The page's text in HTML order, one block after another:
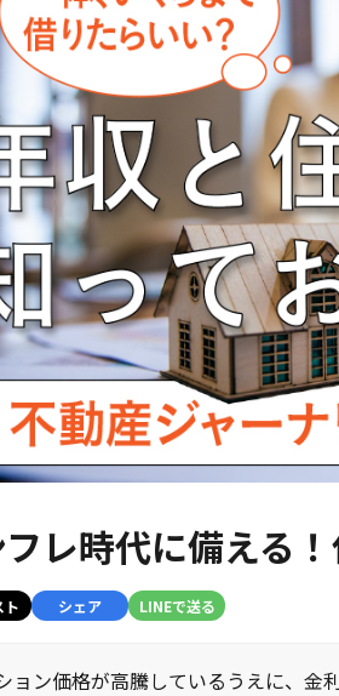
レ時代に備える
ト シェア LINEで送る
ョン価格が高騰しているうえに、金